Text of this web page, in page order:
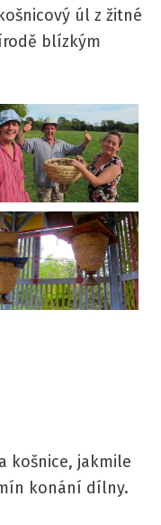
úl z žitné
blízkým
košnice, jakmile
konání dílny.